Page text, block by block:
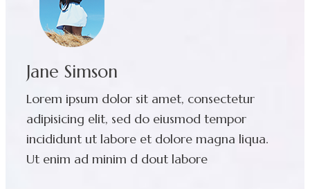
Jane Simson
Lorem ipsum dolor sit amet, consectetur
adipisicing elit, sed do eiusmod tempor
incididunt ut labore et dolore magna liqua.
Ut enim ad minim d dout labore